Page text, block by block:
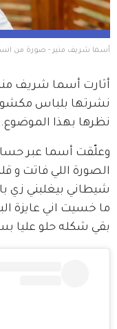
أسما شريف منير - صورة من
أثارت أسما شريف
نشرتها بلباس
نظرها بهذا الموضوع.
وعلّقت أسما عبر
الصورة اللي فاتت
شيطاني بيغلبني زي
ما خسيت اني عايزة
بقي شكله حلو